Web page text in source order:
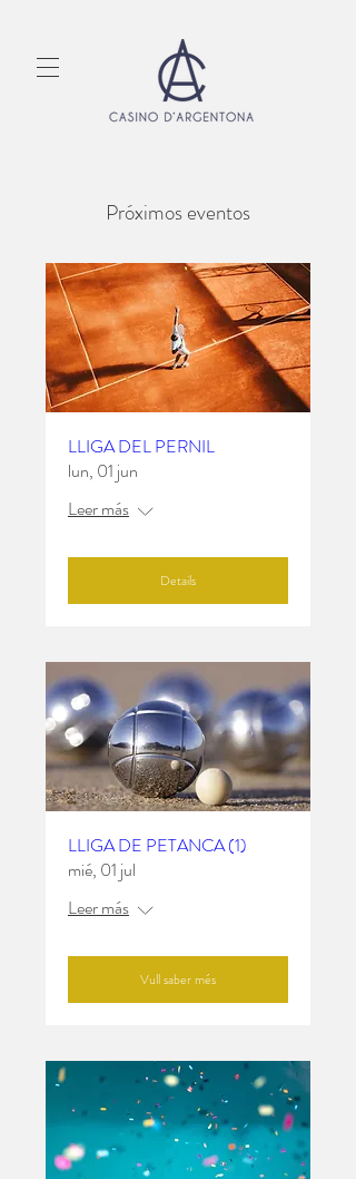
Próximos eventos
LLIGA DEL PERNIL
lun, 01 jun
Leer más
Details
LLIGA DE PETANCA (1)
mié, 01 jul
Leer más
Vull saber més